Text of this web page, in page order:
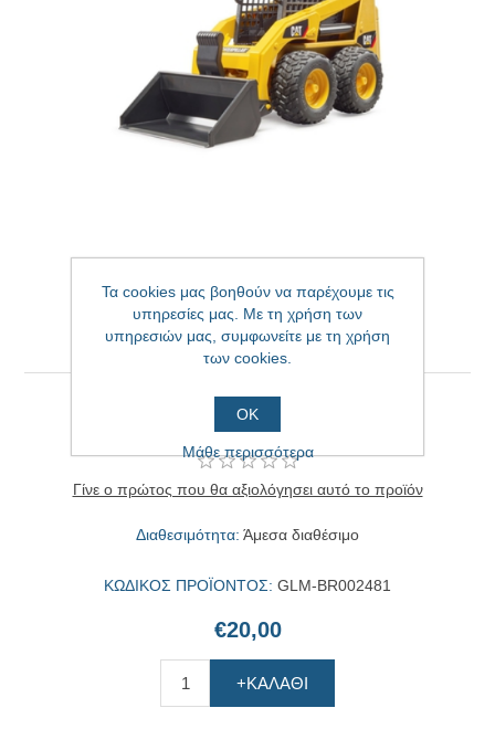
Διαβολάκι CAT με ρόδες
Διαβολάκι CAT με ρόδες
Γίνε ο πρώτος που θα αξιολόγησει αυτό το προϊόν
Διαθεσιμότητα: Άμεσα διαθέσιμο
ΚΩΔΙΚΟΣ ΠΡΟΪΟΝΤΟΣ: GLM-BR002481
€20,00
+ΚΑΛΆΘΙ
Τα cookies μας βοηθούν να παρέχουμε τις
υπηρεσίες μας. Με τη χρήση των
υπηρεσιών μας, συμφωνείτε με τη χρήση
των cookies.
ΟΚ
Μάθε περισσότερα